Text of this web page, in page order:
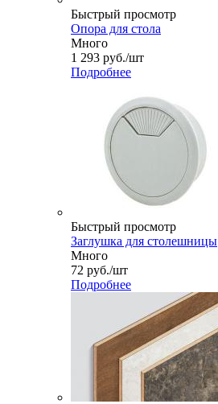
Быстрый просмотр
Опора для стола
Много
1 293 руб./шт
Подробнее
Быстрый просмотр
Заглушка для столешницы
Много
72 руб./шт
Подробнее